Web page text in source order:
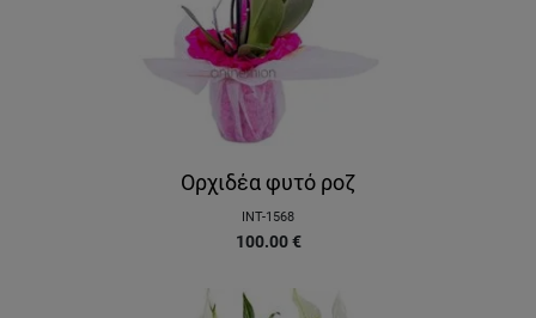
Ορχιδέα φυτό ροζ
INT-1568
100.00 €